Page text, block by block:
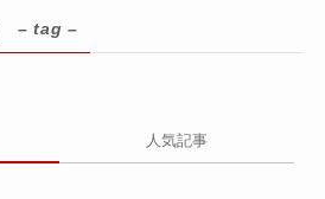
– tag –
人気記事